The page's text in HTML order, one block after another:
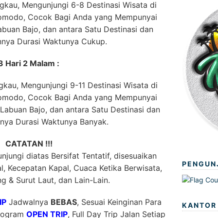
Mengunjungi 6-8 Destinasi Wisata di
Cocok Bagi Anda yang Mempunyai
Bajo, dan antara Satu Destinasi dan
Durasi Waktunya Cukup.
Hari 2 Malam :
Mengunjungi 9-11 Destinasi Wisata di
Cocok Bagi Anda yang Mempunyai
Bajo, dan antara Satu Destinasi dan
Durasi Waktunya Banyak.
CATATAN !!!
diatas Bersifat Tentatif, disesuaikan
Kecepatan Kapal, Cuaca Ketika Berwisata,
& Surut Laut, dan Lain-Lain.
Jadwalnya BEBAS, Sesuai Keinginan Para
OPEN TRIP, Full Day Trip Jalan Setiap
KANTOR